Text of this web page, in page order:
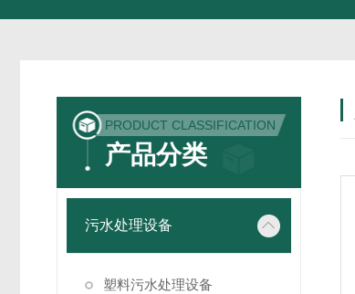
PRODUCT CLASSIFICATION
产品分类
污水处理设备
塑料污水处理设备